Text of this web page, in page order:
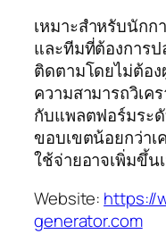
เหมาะสำหรับนักก
และทีมที่ต้องการ
ติดตามโดยไม่ต้อ
ความสามารถวิเค
กับแพลตฟอร์มระ
ขอบเขตน้อยกว่าเ
ใช้จ่ายอาจเพิ่มขึ้น
Website: https://
generator.com